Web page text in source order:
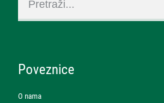
Poveznice
O nama